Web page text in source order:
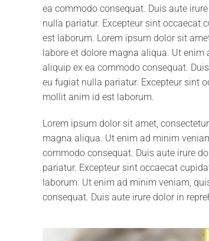
ea commodo consequat. Duis aute
nulla pariatur. Excepteur sint occaecat
est laborum. Lorem ipsum dolor sit
labore et dolore magna aliqua. Ut
aliquip ex ea commodo consequat.
eu fugiat nulla pariatur. Excepteur sint
mollit anim id est laborum.
Lorem ipsum dolor sit amet,
magna aliqua. Ut enim ad minim
commodo consequat. Duis aute irure
pariatur. Excepteur sint occaecat
laborum. Ut enim ad minim veniam,
consequat. Duis aute irure dolor in